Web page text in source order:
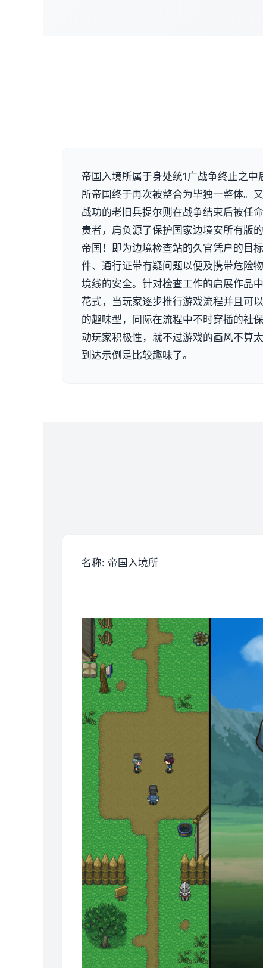
帝国入境所属于身处统1广战争终止之中
所帝国终于再次被整合为毕独一整体。
战功的老旧兵提尔则在战争结束后被任
责者，肩负源了保护国家边境安所有版
帝国！即为边境检查站的久官凭户的目
件、通行证带有疑问题以便及携带危险
境线的安全。针对检查工作的启展作品
花式，当玩家逐步推行游戏流程并且可
的趣味型，同际在流程中不时穿插的社
动玩家积极性，就不过游戏的画风不算
到达示倒是比较趣味了。
名称: 帝国入境所